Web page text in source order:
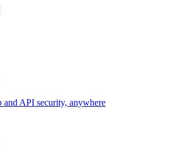
and API security, anywhere